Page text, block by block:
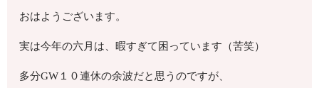
おはようございます。
実は今年の六月は、暇すぎて困っています（苦笑）
多分GW１０連休の余波だと思うのですが、